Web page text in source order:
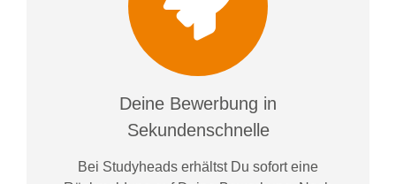
Deine Bewerbung in
Sekundenschnelle
Bei Studyheads erhältst Du sofort eine